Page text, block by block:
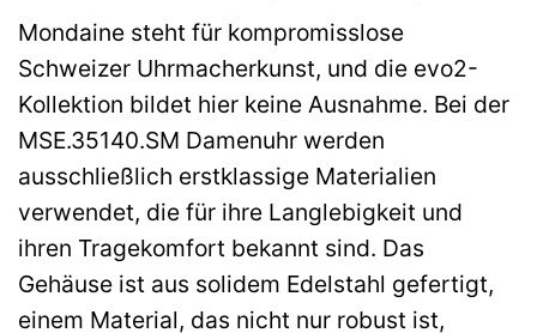
Mondaine steht für kompromisslose
Schweizer Uhrmacherkunst, und die evo2-
Kollektion bildet hier keine Ausnahme. Bei der
MSE.35140.SM Damenuhr werden
ausschließlich erstklassige Materialien
verwendet, die für ihre Langlebigkeit und
ihren Tragekomfort bekannt sind. Das
Gehäuse ist aus solidem Edelstahl gefertigt,
einem Material, das nicht nur robust ist,